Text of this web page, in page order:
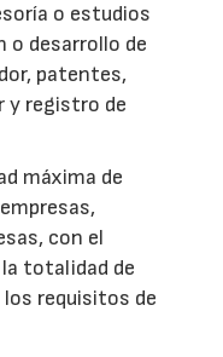
o estudios
o desarrollo de
patentes,
y registro de
máxima de
con el
totalidad de
requisitos de